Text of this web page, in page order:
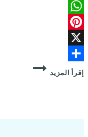
Twitter
WhatsApp
Pinterest
X
Share
إقرأ المزيد
شركة
مكافحة